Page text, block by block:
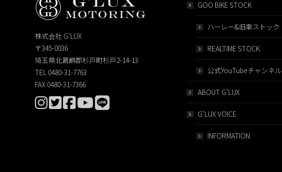
株式会社 G’LUX
〒345-0036
埼玉県北葛飾郡杉戸町杉戸2-14-13
TEL 0480-31-7763
FAX 0480-31-7366
GOO BIKE STOCK
ハーレー&旧車ストック
REALTIME STOCK
公式YouTubeチャンネル
ABOUT G’LUX
G’LUX VOICE
INFORMATION